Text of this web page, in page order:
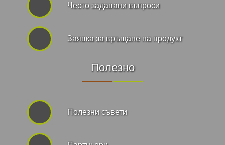
Често задавани въпроси
Заявка за връщане на продукт
Полезно
Полезни съвети